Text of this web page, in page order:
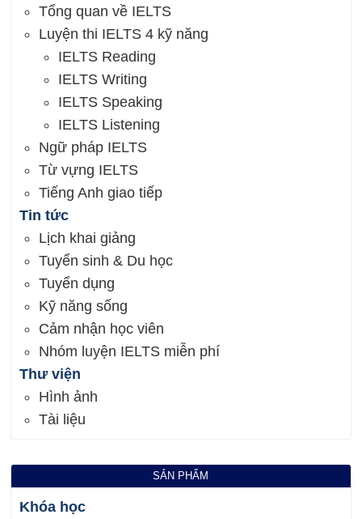
Tổng quan về IELTS
Luyện thi IELTS 4 kỹ năng
IELTS Reading
IELTS Writing
IELTS Speaking
IELTS Listening
Ngữ pháp IELTS
Từ vựng IELTS
Tiếng Anh giao tiếp
Tin tức
Lịch khai giảng
Tuyển sinh & Du học
Tuyển dụng
Kỹ năng sống
Cảm nhận học viên
Nhóm luyện IELTS miễn phí
Thư viện
Hình ảnh
Tài liệu
SẢN PHẨM
Khóa học